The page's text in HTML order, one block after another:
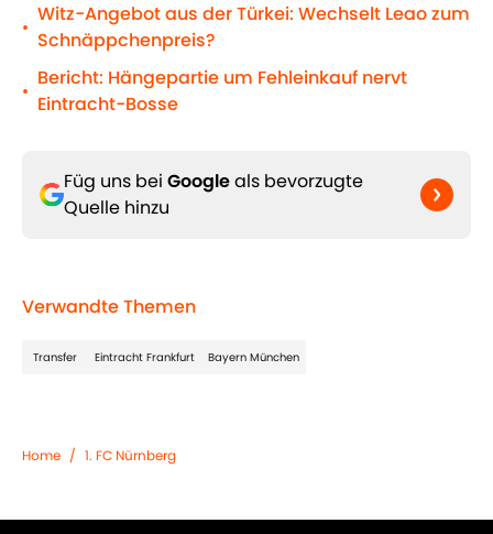
•
Witz-Angebot aus der Türkei: Wechselt Leao zum
Schnäppchenpreis?
•
Bericht: Hängepartie um Fehleinkauf nervt
Eintracht-Bosse
Füg uns bei Googleals bevorzugte
Quelle hinzu
Verwandte Themen
Transfer Eintracht Frankfurt Bayern München
Home / 1. FC Nürnberg